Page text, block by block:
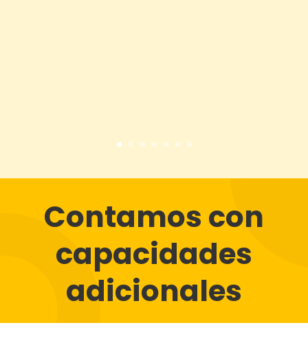
Contamos con
capacidades
adicionales